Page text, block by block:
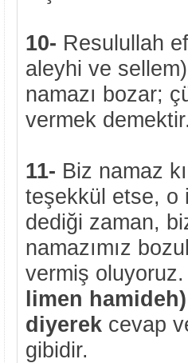
10- Resulullah
aleyhi ve
namazı bozar;
vermek demektir.
11- Biz namaz
teşekkül etse, o
dediği zaman,
namazımız
vermiş
limen hamideh)
diyerek cevap
gibidir.